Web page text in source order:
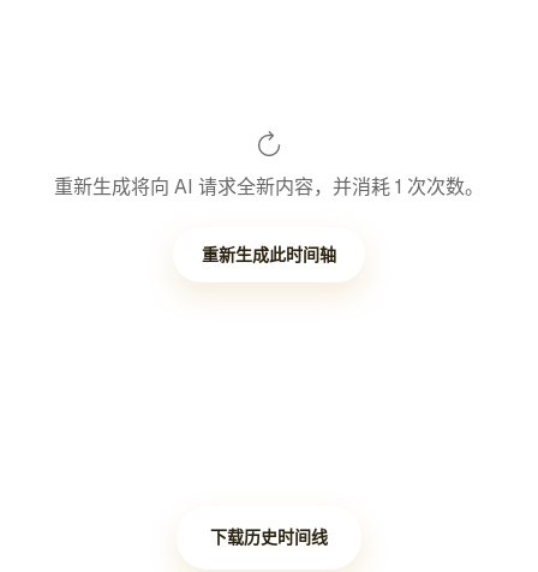
重新生成将向 AI 请求全新内容，并消耗 1 次次数。
重新生成此时间轴
下载历史时间线